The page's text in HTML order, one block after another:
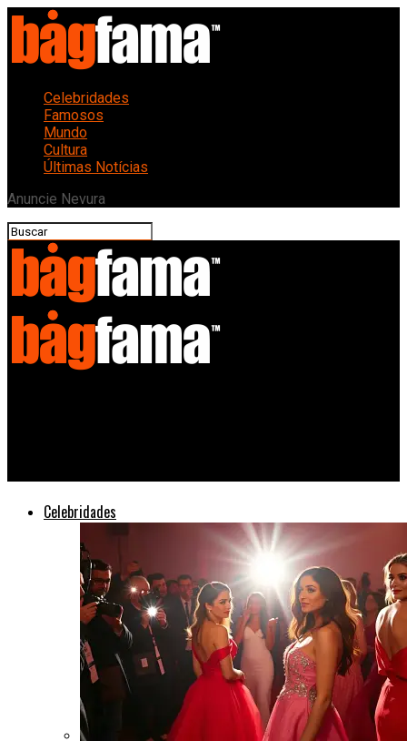
Celebridades
Famosos
Mundo
Cultura
Últimas Notícias
Anuncie Nevura
Celebridades